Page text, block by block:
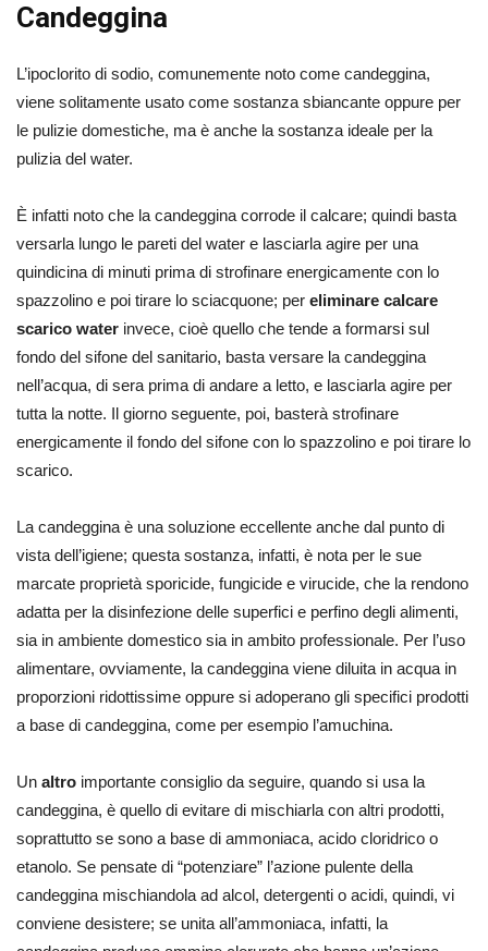
Candeggina
L’ipoclorito di sodio, comunemente noto come candeggina,
viene solitamente usato come sostanza sbiancante oppure per
le pulizie domestiche, ma è anche la sostanza ideale per la
pulizia del water.
È infatti noto che la candeggina corrode il calcare; quindi basta
versarla lungo le pareti del water e lasciarla agire per una
quindicina di minuti prima di strofinare energicamente con lo
spazzolino e poi tirare lo sciacquone; per eliminare calcare
scarico water invece, cioè quello che tende a formarsi sul
fondo del sifone del sanitario, basta versare la candeggina
nell’acqua, di sera prima di andare a letto, e lasciarla agire per
tutta la notte. Il giorno seguente, poi, basterà strofinare
energicamente il fondo del sifone con lo spazzolino e poi tirare lo
scarico.
La candeggina è una soluzione eccellente anche dal punto di
vista dell’igiene; questa sostanza, infatti, è nota per le sue
marcate proprietà sporicide, fungicide e virucide, che la rendono
adatta per la disinfezione delle superfici e perfino degli alimenti,
sia in ambiente domestico sia in ambito professionale. Per l’uso
alimentare, ovviamente, la candeggina viene diluita in acqua in
proporzioni ridottissime oppure si adoperano gli specifici prodotti
a base di candeggina, come per esempio l’amuchina.
Un altro importante consiglio da seguire, quando si usa la
candeggina, è quello di evitare di mischiarla con altri prodotti,
soprattutto se sono a base di ammoniaca, acido cloridrico o
etanolo. Se pensate di “potenziare” l’azione pulente della
candeggina mischiandola ad alcol, detergenti o acidi, quindi, vi
conviene desistere; se unita all’ammoniaca, infatti, la